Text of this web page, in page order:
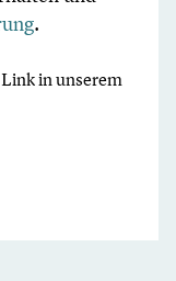
.
in unserem